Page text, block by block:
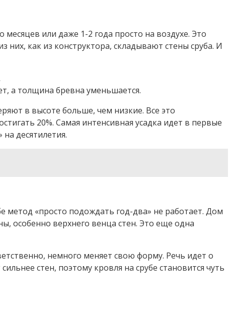
или даже 1-2 года просто на воздухе. Это
них, как из конструктора, складывают стены сруба. И
а толщина бревна уменьшается.
в высоте больше, чем низкие. Все это
20%. Самая интенсивная усадка идет в первые
десятилетия.
метод «просто подождать год-два» не работает. Дом
особенно верхнего венца стен. Это еще одна
немного меняет свою форму. Речь идет о
стен, поэтому кровля на срубе становится чуть